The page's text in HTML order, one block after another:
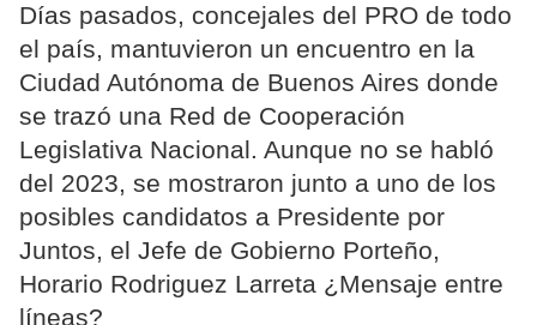
Días pasados, concejales del PRO de todo
el país, mantuvieron un encuentro en la
Ciudad Autónoma de Buenos Aires donde
se trazó una Red de Cooperación
Legislativa Nacional. Aunque no se habló
del 2023, se mostraron junto a uno de los
posibles candidatos a Presidente por
Juntos, el Jefe de Gobierno Porteño,
Horario Rodriguez Larreta ¿Mensaje entre
líneas?